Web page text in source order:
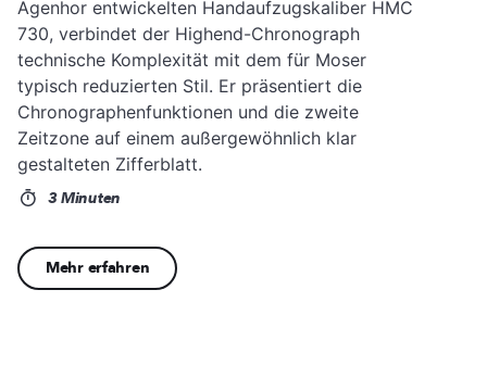
Agenhor entwickelten Handaufzugskaliber HMC
730, verbindet der Highend-Chronograph
technische Komplexität mit dem für Moser
typisch reduzierten Stil. Er präsentiert die
Chronographenfunktionen und die zweite
Zeitzone auf einem außergewöhnlich klar
gestalteten Zifferblatt.
3 Minuten
Mehr erfahren